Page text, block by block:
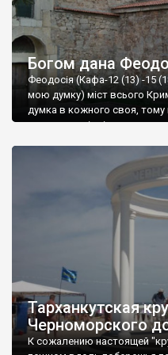
Богом дана
Феодосія (Кафа-12 (13) -15
мою думку) міст всього
думка в кожного своя, тому
запрошую відвідати це
Тарханкутская
Черноморского
К сожалению настоящей